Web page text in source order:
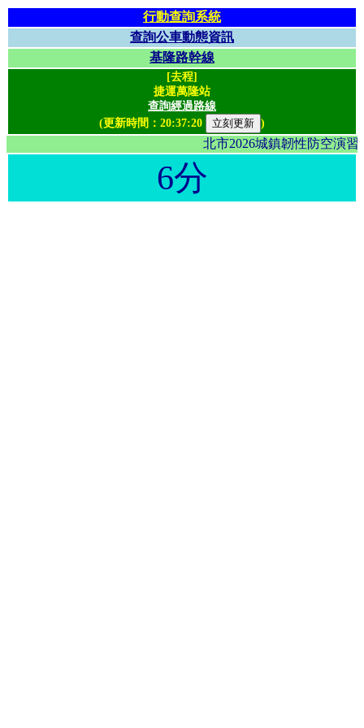
行動查詢系統
查詢公車動態資訊
基隆路幹線
[去程]
捷運萬隆站
查詢經過路線
(更新時間： 20:37:20 )
北市2026城鎮韌性防空
6分